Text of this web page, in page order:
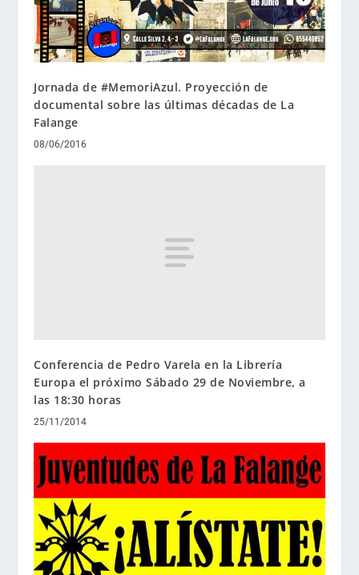
Jornada de #MemoriAzul. Proyección de
documental sobre las últimas décadas de La
Falange
08/06/2016
Conferencia de Pedro Varela en la Librería
Europa el próximo Sábado 29 de Noviembre, a
las 18:30 horas
25/11/2014